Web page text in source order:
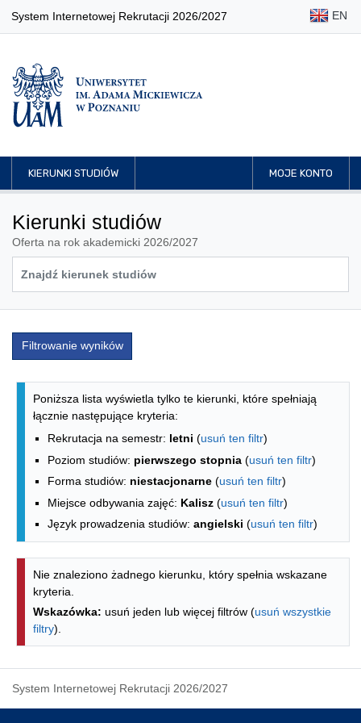
System Internetowej Rekrutacji 2026/2027 EN
KIERUNKI STUDIÓW MOJE KONTO
Kierunki studiów
Oferta na rok akademicki 2026/2027
Filtrowanie wyników
Lista kierunków - indeks alfabetyczny
Poniższa lista wyświetla tylko te kierunki, które spełniają
łącznie następujące kryteria:
Rekrutacja na semestr: letni (usuń ten filtr)
Poziom studiów: pierwszego stopnia (usuń ten filtr)
Forma studiów: niestacjonarne (usuń ten filtr)
Miejsce odbywania zajęć: Kalisz (usuń ten filtr)
Język prowadzenia studiów: angielski (usuń ten filtr)
Nie znaleziono żadnego kierunku, który spełnia wskazane
kryteria.
Wskazówka: usuń jeden lub więcej filtrów (usuń wszystkie
filtry).
System Internetowej Rekrutacji 2026/2027